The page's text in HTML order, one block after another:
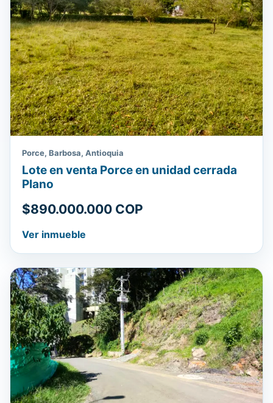
Porce, Barbosa, Antioquia
Lote en venta Porce en unidad cerrada
Plano
$890.000.000 COP
Ver inmueble